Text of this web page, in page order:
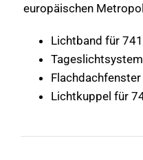
europäischen
Lichtband für
Flachdachfenster
Lichtkuppel für